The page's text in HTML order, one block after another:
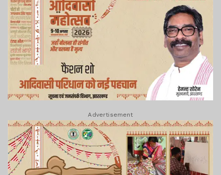
Advertisement